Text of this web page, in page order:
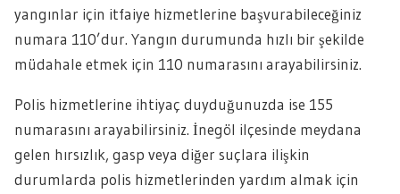
yangınlar için itfaiye hizmetlerine başvurabileceğiniz
numara 110’dur. Yangın durumunda hızlı bir şekilde
müdahale etmek için 110 numarasını arayabilirsiniz.
Polis hizmetlerine ihtiyaç duyduğunuzda ise 155
numarasını arayabilirsiniz. İnegöl ilçesinde meydana
gelen hırsızlık, gasp veya diğer suçlara ilişkin
durumlarda polis hizmetlerinden yardım almak için